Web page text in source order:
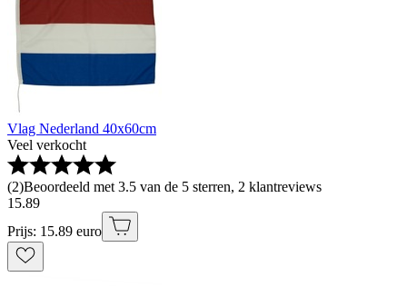
Vlag Nederland 40x60cm
Veel verkocht
(2)Beoordeeld met 3.5 van de 5 sterren, 2 klantreviews
15.89
Prijs: 15.89 euro